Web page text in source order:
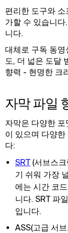
편리한 도구와
가할 수 있습니
니다.
대체로 구독 동영
도, 더 넓은 도달
향력 - 현명한 크
자막 파일
자막은 다양한
이 있으며 다양
다:
SRT (서브스
기 쉬워 가장
에는 시간 코
니다. SRT 파
입니다.
ASS(고급 서